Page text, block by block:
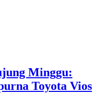
Minggu:
Toyota Vios